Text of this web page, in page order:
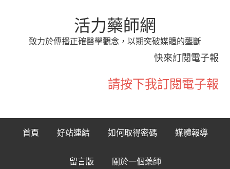
活力藥師網
致力於傳播正確醫學觀念，以期突破媒體的壟斷
快來訂閱電子報
請按下我訂閱電子報
首頁 好站連結 如何取得密碼 媒體報導
留言版 關於一個藥師